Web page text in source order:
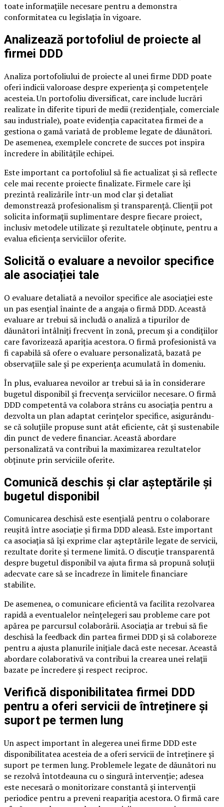
toate informațiile necesare pentru a demonstra
conformitatea cu legislația în vigoare.
Analizează portofoliul de proiecte al
firmei DDD
Analiza portofoliului de proiecte al unei firme DDD poate
oferi indicii valoroase despre experiența și competențele
acesteia. Un portofoliu diversificat, care include lucrări
realizate în diferite tipuri de medii (rezidențiale, comerciale
sau industriale), poate evidenția capacitatea firmei de a
gestiona o gamă variată de probleme legate de dăunători.
De asemenea, exemplele concrete de succes pot inspira
încredere în abilitățile echipei.
Este important ca portofoliul să fie actualizat și să reflecte
cele mai recente proiecte finalizate. Firmele care își
prezintă realizările într-un mod clar și detaliat
demonstrează profesionalism și transparență. Clienții pot
solicita informații suplimentare despre fiecare proiect,
inclusiv metodele utilizate și rezultatele obținute, pentru a
evalua eficiența serviciilor oferite.
Solicită o evaluare a nevoilor specifice
ale asociației tale
O evaluare detaliată a nevoilor specifice ale asociației este
un pas esențial înainte de a angaja o firmă DDD. Această
evaluare ar trebui să includă o analiză a tipurilor de
dăunători întâlniți frecvent în zonă, precum și a condițiilor
care favorizează apariția acestora. O firmă profesionistă va
fi capabilă să ofere o evaluare personalizată, bazată pe
observațiile sale și pe experiența acumulată în domeniu.
În plus, evaluarea nevoilor ar trebui să ia în considerare
bugetul disponibil și frecvența serviciilor necesare. O firmă
DDD competentă va colabora strâns cu asociația pentru a
dezvolta un plan adaptat cerințelor specifice, asigurându-
se că soluțiile propuse sunt atât eficiente, cât și sustenabile
din punct de vedere financiar. Această abordare
personalizată va contribui la maximizarea rezultatelor
obținute prin serviciile oferite.
Comunică deschis și clar așteptările și
bugetul disponibil
Comunicarea deschisă este esențială pentru o colaborare
reușită între asociație și firma DDD aleasă. Este important
ca asociația să își exprime clar așteptările legate de servicii,
rezultate dorite și termene limită. O discuție transparentă
despre bugetul disponibil va ajuta firma să propună soluții
adecvate care să se încadreze în limitele financiare
stabilite.
De asemenea, o comunicare eficientă va facilita rezolvarea
rapidă a eventualelor neînțelegeri sau probleme care pot
apărea pe parcursul colaborării. Asociația ar trebui să fie
deschisă la feedback din partea firmei DDD și să colaboreze
pentru a ajusta planurile inițiale dacă este necesar. Această
abordare colaborativă va contribui la crearea unei relații
bazate pe încredere și respect reciproc.
Verifică disponibilitatea firmei DDD
pentru a oferi servicii de întreținere și
suport pe termen lung
Un aspect important în alegerea unei firme DDD este
disponibilitatea acesteia de a oferi servicii de întreținere și
suport pe termen lung. Problemele legate de dăunători nu
se rezolvă întotdeauna cu o singură intervenție; adesea
este necesară o monitorizare constantă și intervenții
periodice pentru a preveni reapariția acestora. O firmă care